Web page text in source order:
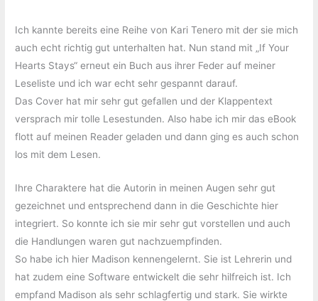
Ich kannte bereits eine Reihe von Kari Tenero mit der sie mich
auch echt richtig gut unterhalten hat. Nun stand mit „If Your
Hearts Stays“ erneut ein Buch aus ihrer Feder auf meiner
Leseliste und ich war echt sehr gespannt darauf.
Das Cover hat mir sehr gut gefallen und der Klappentext
versprach mir tolle Lesestunden. Also habe ich mir das eBook
flott auf meinen Reader geladen und dann ging es auch schon
los mit dem Lesen.
Ihre Charaktere hat die Autorin in meinen Augen sehr gut
gezeichnet und entsprechend dann in die Geschichte hier
integriert. So konnte ich sie mir sehr gut vorstellen und auch
die Handlungen waren gut nachzuempfinden.
So habe ich hier Madison kennengelernt. Sie ist Lehrerin und
hat zudem eine Software entwickelt die sehr hilfreich ist. Ich
empfand Madison als sehr schlagfertig und stark. Sie wirkte